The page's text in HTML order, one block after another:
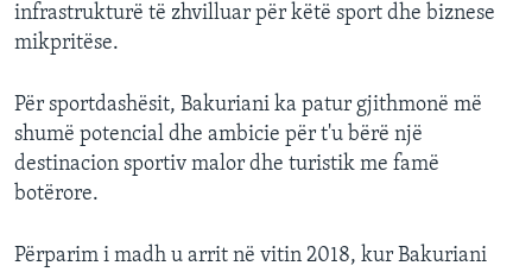
infrastrukturë të zhvilluar për këtë sport dhe biznese
mikpritëse.
Për sportdashësit, Bakuriani ka patur gjithmonë më
shumë potencial dhe ambicie për t'u bërë një
destinacion sportiv malor dhe turistik me famë
botërore.
Përparim i madh u arrit në vitin 2018, kur Bakuriani